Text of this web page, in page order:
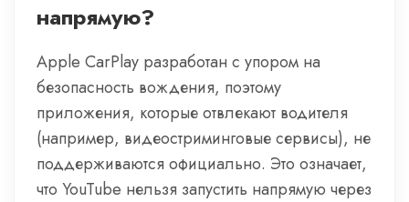
напрямую?
Apple CarPlay разработан с упором на
безопасность вождения, поэтому
приложения, которые отвлекают водителя
(например, видеостриминговые сервисы), не
поддерживаются официально. Это означает,
что YouTube нельзя запустить напрямую через